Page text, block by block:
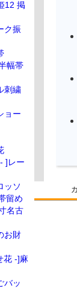
12 掲
ク振
幅帯
刺繍
ョー
]レー
ッソ
留め
名古
お財
花 -]麻
バッ